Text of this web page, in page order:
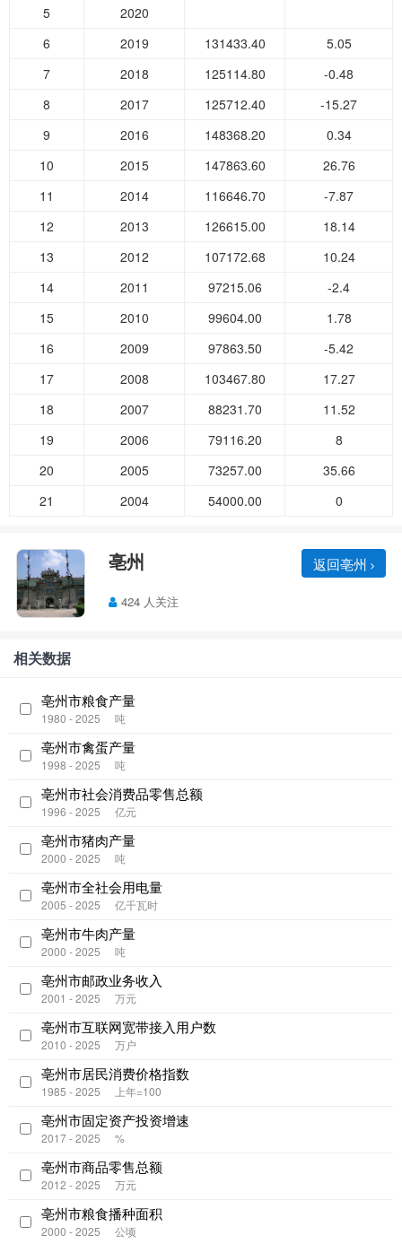
5
2020
6
2019 131433.40
5.05
7
2018 125114.80
-0.48
8
2017 125712.40
-15.27
9
2016 148368.20
0.34
10
2015 147863.60
26.76
11
2014 116646.70
-7.87
12
2013 126615.00
18.14
13
2012 107172.68
10.24
14
2011 97215.06
-2.4
15
2010 99604.00
1.78
16
2009 97863.50
-5.42
17
2008 103467.80
17.27
18
2007 88231.70
11.52
19
2006 79116.20
8
20
2005 73257.00
35.66
21
2004 54000.00 0
亳州 返回亳州
424 人关注
相关数据
亳州市粮食产量
1980 - 2025 吨
亳州市禽蛋产量
1998 - 2025 吨
亳州市社会消费品零售总额
1996 - 2025 亿元
亳州市猪肉产量
2000 - 2025 吨
亳州市全社会用电量
2005 - 2025 亿千瓦时
亳州市牛肉产量
2000 - 2025 吨
亳州市邮政业务收入
2001 - 2025 万元
亳州市互联网宽带接入用户数
2010 - 2025 万户
亳州市居民消费价格指数
1985 - 2025 上年=100
亳州市固定资产投资增速
2017 - 2025 %
亳州市商品零售总额
2012 - 2025 万元
亳州市粮食播种面积
2000 - 2025 公顷